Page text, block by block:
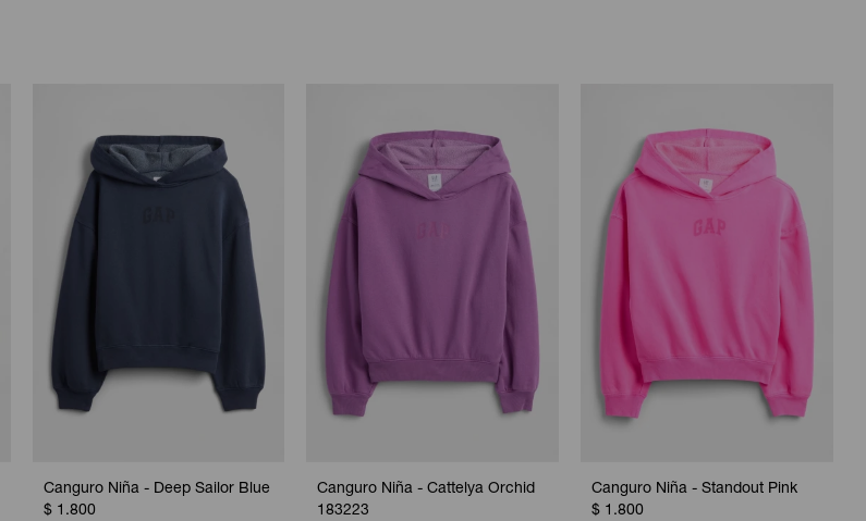
Canguro Niña - Deep Sailor Blue
$ 1.800
Canguro Niña - Cattelya Orchid
183223
Canguro Niña - Standout Pink
$ 1.800